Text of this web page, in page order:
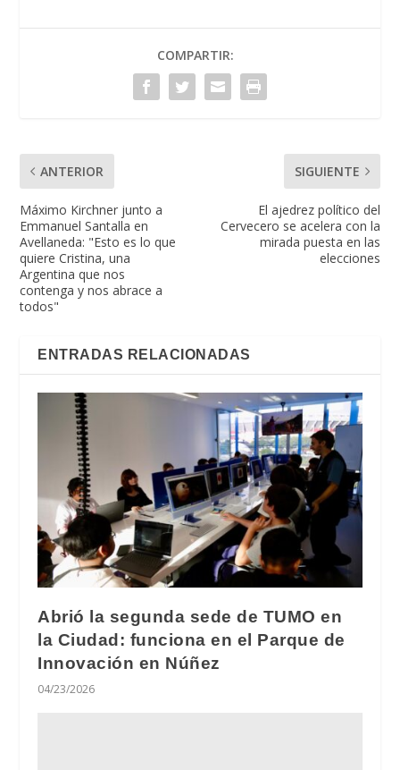
COMPARTIR:
ANTERIOR
Máximo Kirchner junto a
Emmanuel Santalla en
Avellaneda: "Esto es lo que
quiere Cristina, una
Argentina que nos
contenga y nos abrace a
todos"
SIGUIENTE
El ajedrez político del
Cervecero se acelera con la
mirada puesta en las
elecciones
ENTRADAS RELACIONADAS
Abrió la segunda sede de TUMO en
la Ciudad: funciona en el Parque de
Innovación en Núñez
04/23/2026